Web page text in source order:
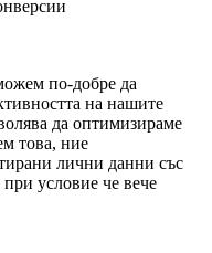
по-добре да
на нашите
да оптимизираме
това, ние
лични данни със
условие че вече